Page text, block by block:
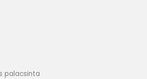
palacsinta